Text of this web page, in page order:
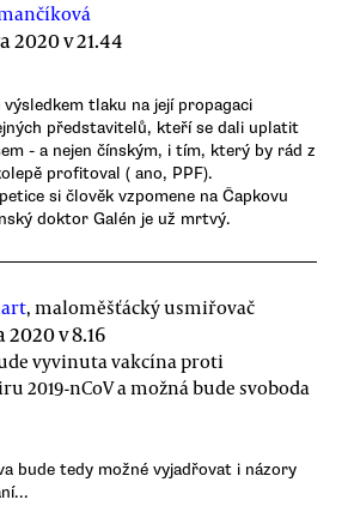
2020 v 21.44
tlaku na její propagaci
představitelů, kteří se dali uplatit
- a nejen čínským, i tím, který by rád z
profitoval ( ano, PPF).
si člověk vzpomene na Čapkovu
doktor Galén je už mrtvý.
, maloměšťácký usmiřovač
2020 v 8.16
vyvinuta vakcína proti
2019-nCoV a možná bude svoboda
bude tedy možné vyjadřovat i názory